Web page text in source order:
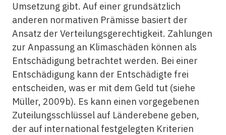
Umsetzung gibt. Auf einer grundsätzlich
anderen normativen Prämisse basiert der
Ansatz der Verteilungsgerechtigkeit. Zahlungen
zur Anpassung an Klimaschäden können als
Entschädigung betrachtet werden. Bei einer
Entschädigung kann der Entschädigte frei
entscheiden, was er mit dem Geld tut (siehe
Müller, 2009b). Es kann einen vorgegebenen
Zuteilungsschlüssel auf Länderebene geben,
der auf international festgelegten Kriterien